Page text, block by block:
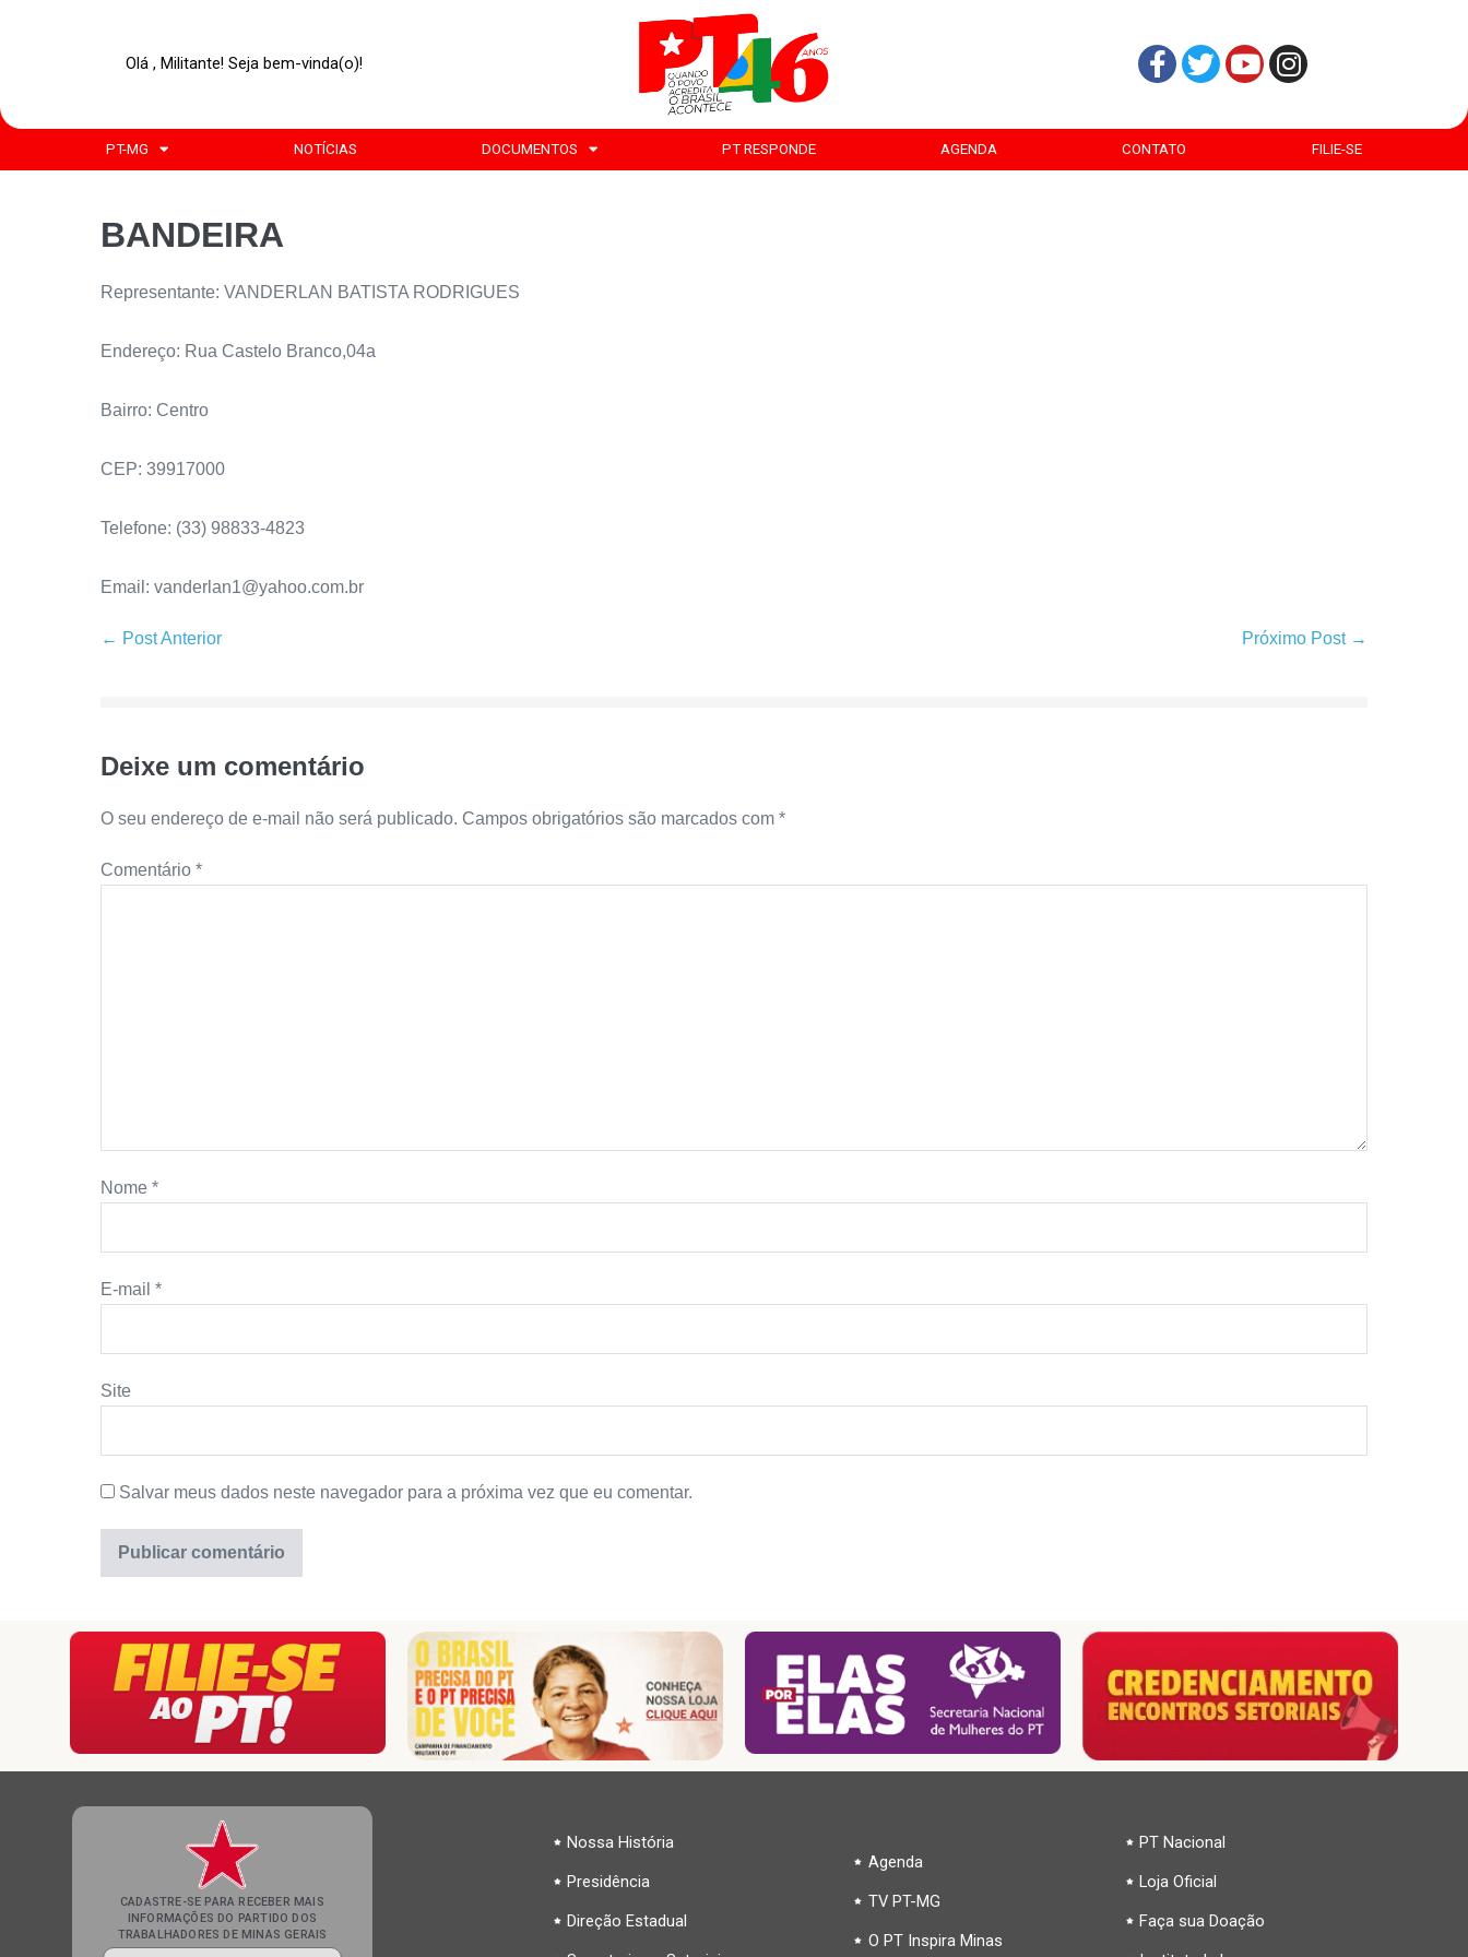
Olá , Militante! Seja bem-vinda(o)!
PT-MG NOTÍCIAS DOCUMENTOS PT RESPONDE AGENDA CONTATO FILIE-SE
BANDEIRA
Representante: VANDERLAN BATISTA RODRIGUES
Endereço: Rua Castelo Branco,04a
Bairro: Centro
CEP: 39917000
Telefone: (33) 98833-4823
Email: vanderlan1@yahoo.com.br
← Post Anterior Próximo Post →
Deixe um comentário
O seu endereço de e-mail não será publicado. Campos obrigatórios são marcados com *
Comentário *
Nome *
E-mail *
Site
Salvar meus dados neste navegador para a próxima vez que eu comentar.
CADASTRE-SE PARA RECEBER MAIS
INFORMAÇÕES DO PARTIDO DOS
TRABALHADORES DE MINAS GERAIS
Nossa História
Presidência
Direção Estadual
Agenda
TV PT-MG
O PT Inspira Minas
PT Nacional
Loja Oficial
Faça sua Doação